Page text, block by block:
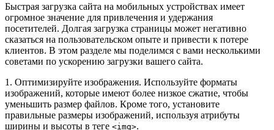
Быстрая загрузка сайта на мобильных устройствах имеет
огромное значение для привлечения и удержания
посетителей. Долгая загрузка страницы может негативно
сказаться на пользовательском опыте и привести к потере
клиентов. В этом разделе мы поделимся с вами несколькими
советами по ускорению загрузки вашего сайта.
1. Оптимизируйте изображения. Используйте форматы
изображений, которые имеют более низкое сжатие, чтобы
уменьшить размер файлов. Кроме того, установите
правильные размеры изображений, используя атрибуты
ширины и высоты в теге <img>.